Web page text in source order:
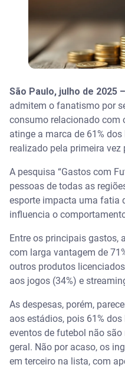
São Paulo, julho de 2025 –
admitem o fanatismo por
consumo relacionado com
atinge a marca de 61%
realizado pela primeira vez
A pesquisa “Gastos com
pessoas de todas as
esporte impacta uma fatia
influencia o
Entre os principais gastos,
com larga vantagem de
outros produtos
aos jogos (34%) e
As despesas, porém,
aos estádios, pois 61%
eventos de futebol não
geral. Não por acaso, os
em terceiro na lista, com